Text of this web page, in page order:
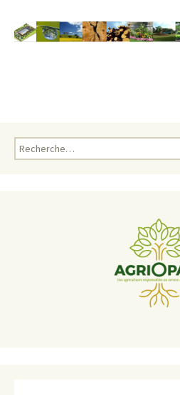
Rechercher :